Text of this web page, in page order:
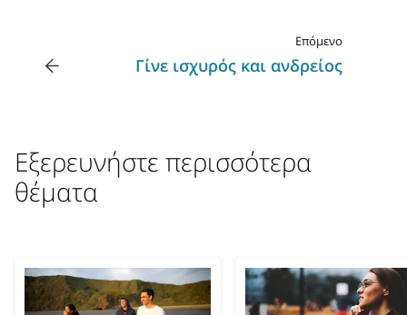
Επόμενο
Γίνε ισχυρός και ανδρείος
Εξερευνήστε περισσότερα
θέματα